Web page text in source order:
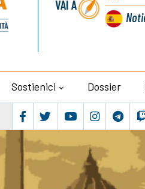
VAI A
Sostienici Dossier